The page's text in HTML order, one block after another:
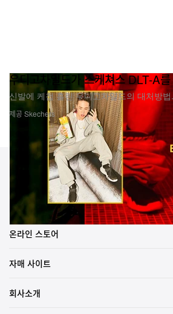
우디고차일드가 스케쳐스 DLT-A
신발에 케첩 흘린 우디고차일드의 대처방법.
제공 Skechers
브랜드
온라인 스토어
자매 사이트
회사소개